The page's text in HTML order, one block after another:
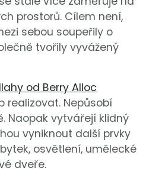
prostorů. Cílem není,
sebou soupeřily o
tvořily vyvážený
od Berry Alloc
realizovat. Nepůsobí
Naopak vytvářejí klidný
vyniknout další prvky
osvětlení, umělecké
dveře.